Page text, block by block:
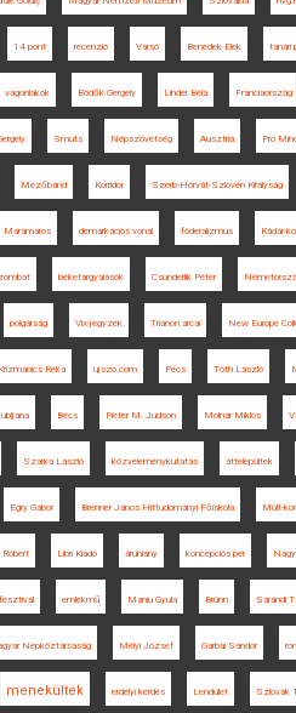
14 pont recenzió Varsó Benedek Elek tanári
vagonlakók Bödők Gergely Linder Béla Franciaország
Smuts Népszövetség Ausztria Pro
Mezőbánd Korridor Szerb-Horvát-Szlovén Királyság
Máramaros demarkációs vonal föderalizmus Kádár-
béketárgyalások Csunderlik Péter
polgárság Vix-jegyzék Trianon arcai New Europe
Krizmanics Réka ujszo.com Pécs Tóth László
Bécs Pieter M. Judson Molnár Miklós
Szarka László közvéleménykutatás áttelepültek
Egry Gábor Brenner János Hittudományi Főiskola Múlt-kor
Róbert Libri Kiadó áruhiány koncepciós per
emlékmű Maniu Gyula Brünn Sárándi
Népköztársaság Mélyi József Garbai Sándor
menekültek erdélyi kérdés Lendület Szlovák